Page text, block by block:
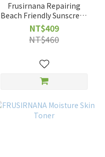
Frusirnana Repairing
Beach Friendly Sunscreen
Gel
NT$409
NT$460